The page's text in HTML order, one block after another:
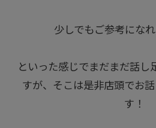
少しでもご参考になれ
といった感じでまだまだ話し
すが、そこは是非店頭でお
す！